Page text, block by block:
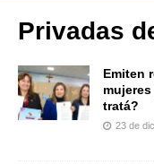
Privadas
Emiten
tratá?
23 de